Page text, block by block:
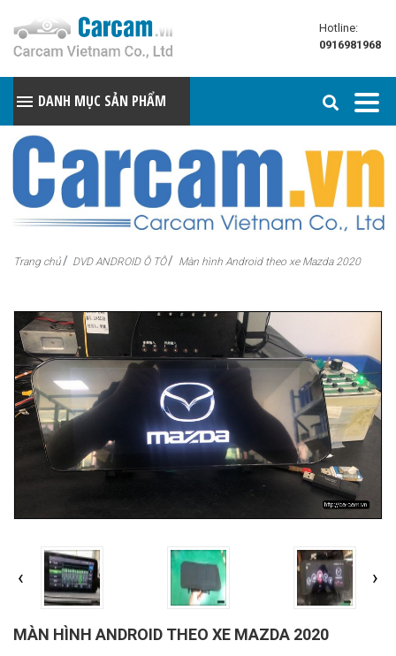
Hotline:
0916981968
DANH MỤC SẢN PHẨM
Trang chủ DVD ANDROID Ô TÔ Màn hình Android theo xe Mazda 2020
‹ ›
MÀN HÌNH ANDROID THEO XE MAZDA 2020